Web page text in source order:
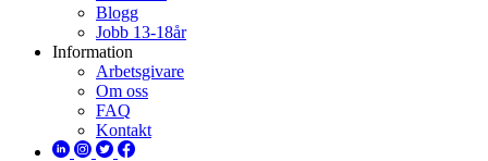
Blogg
Jobb 13-18år
Information
Arbetsgivare
Om oss
FAQ
Kontakt